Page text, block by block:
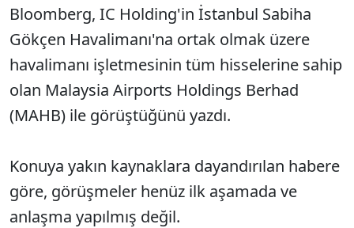
Bloomberg, IC Holding'in İstanbul Sabiha
Gökçen Havalimanı'na ortak olmak üzere
havalimanı işletmesinin tüm hisselerine sahip
olan Malaysia Airports Holdings Berhad
(MAHB) ile görüştüğünü yazdı.
Konuya yakın kaynaklara dayandırılan habere
göre, görüşmeler henüz ilk aşamada ve
anlaşma yapılmış değil.